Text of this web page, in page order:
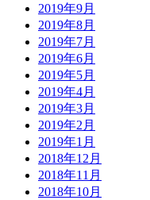
2019年9月
2019年8月
2019年7月
2019年6月
2019年5月
2019年4月
2019年3月
2019年2月
2019年1月
2018年12月
2018年11月
2018年10月